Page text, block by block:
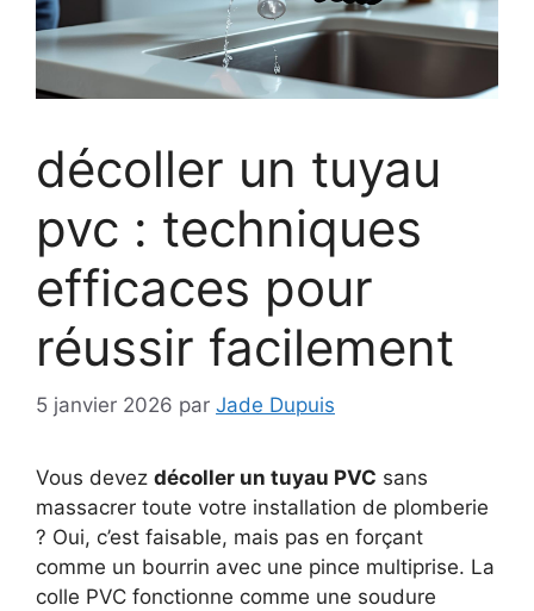
décoller un tuyau
pvc : techniques
efficaces pour
réussir facilement
5 janvier 2026 par Jade Dupuis
Vous devez décoller un tuyau PVC sans
massacrer toute votre installation de plomberie
? Oui, c’est faisable, mais pas en forçant
comme un bourrin avec une pince multiprise. La
colle PVC fonctionne comme une soudure